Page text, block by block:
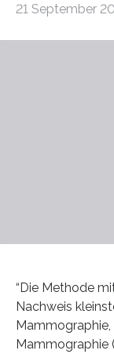
21 September
“Die Methode
Nachweis
Mammographie